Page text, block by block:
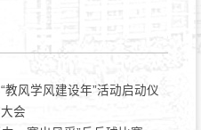
教风学风建设年”活动启动仪
会